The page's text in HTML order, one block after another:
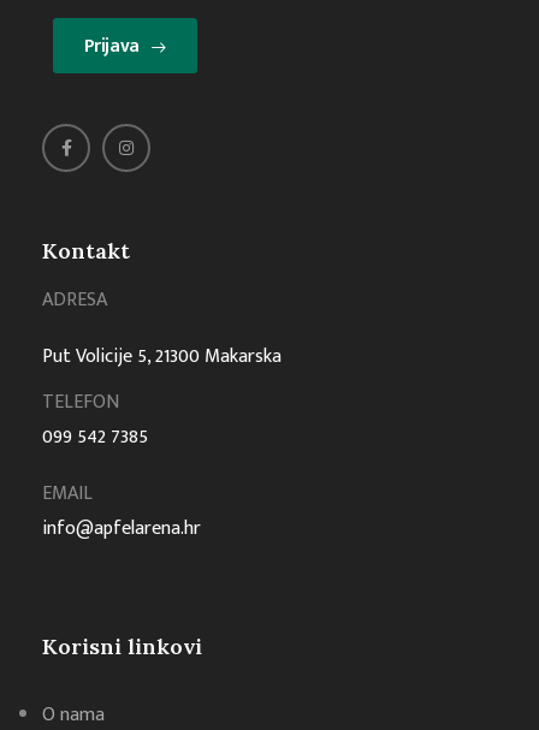
Kontakt
ADRESA
Put Volicije 5, 21300 Makarska
TELEFON
099 542 7385
EMAIL
info@apfelarena.hr
Korisni linkovi
O nama
Prijava